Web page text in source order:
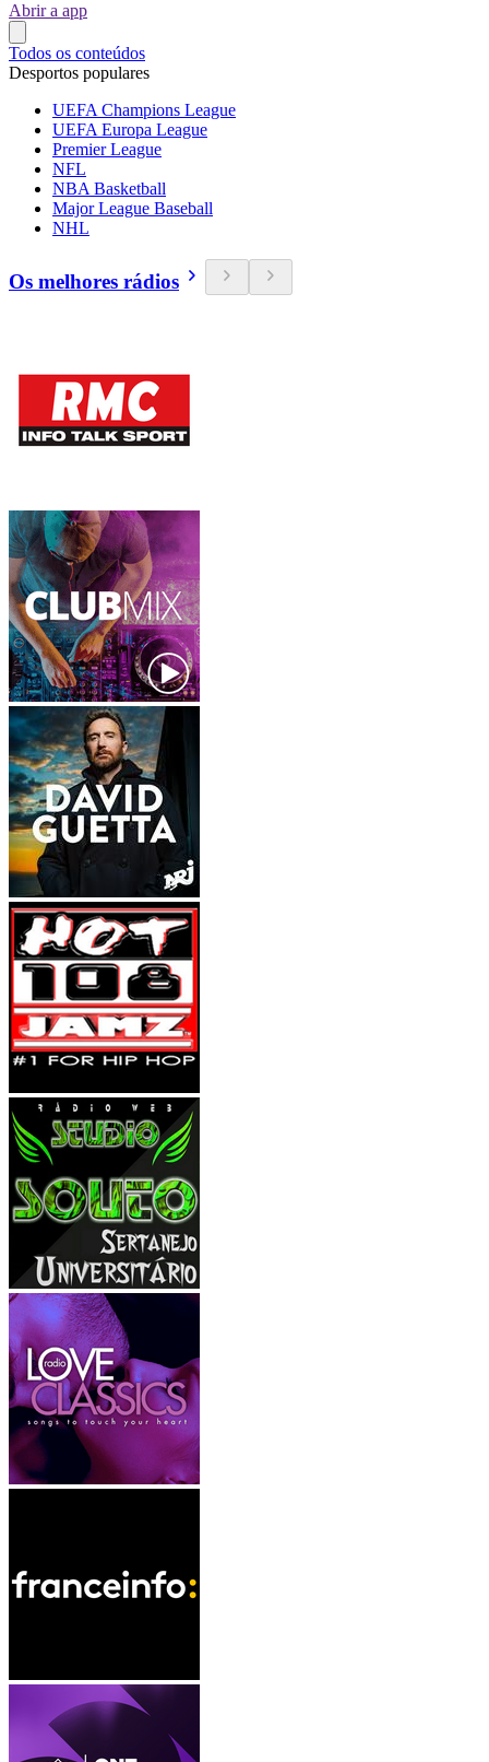
Abrir a app
Todos os conteúdos
Desportos populares
UEFA Champions League
UEFA Europa League
Premier League
NFL
NBA Basketball
Major League Baseball
NHL
Os melhores rádios